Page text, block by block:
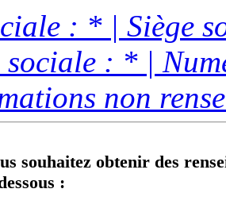
: * | Siège
: * |
non
souhaitez obtenir des
: